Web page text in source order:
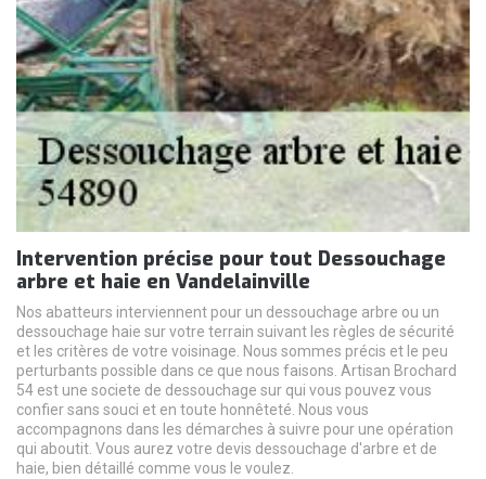
Intervention précise pour tout Dessouchage
arbre et haie en Vandelainville
Nos abatteurs interviennent pour un dessouchage arbre ou un
dessouchage haie sur votre terrain suivant les règles de sécurité
et les critères de votre voisinage. Nous sommes précis et le peu
perturbants possible dans ce que nous faisons. Artisan Brochard
54 est une societe de dessouchage sur qui vous pouvez vous
confier sans souci et en toute honnêteté. Nous vous
accompagnons dans les démarches à suivre pour une opération
qui aboutit. Vous aurez votre devis dessouchage d'arbre et de
haie, bien détaillé comme vous le voulez.